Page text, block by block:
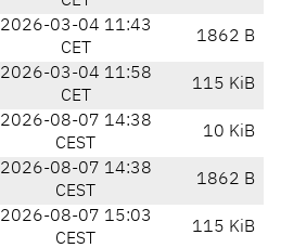
2026-03-04 11:43
CET
1862 B
2026-03-04 11:58
CET
115 KiB
2026-08-07 14:38
CEST
10 KiB
2026-08-07 14:38
CEST
1862 B
2026-08-07 15:03
CEST
115 KiB